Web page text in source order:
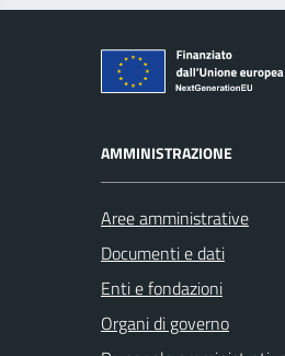
AMMINISTRAZIONE
Aree amministrative
Documenti e dati
Enti e fondazioni
Organi di governo